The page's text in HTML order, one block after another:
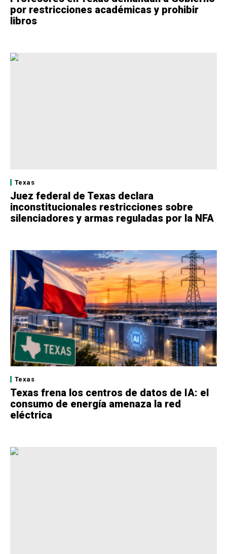
por restricciones académicas y prohibir
libros
Texas
Juez federal de Texas declara
inconstitucionales restricciones sobre
silenciadores y armas reguladas por la NFA
Texas
Texas frena los centros de datos de IA: el
consumo de energía amenaza la red
eléctrica